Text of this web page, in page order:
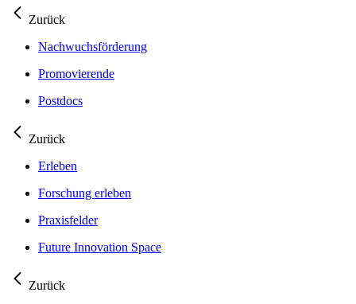
Zurück
Nachwuchsförderung
Promovierende
Postdocs
Zurück
Erleben
Forschung erleben
Praxisfelder
Future Innovation Space
Zurück